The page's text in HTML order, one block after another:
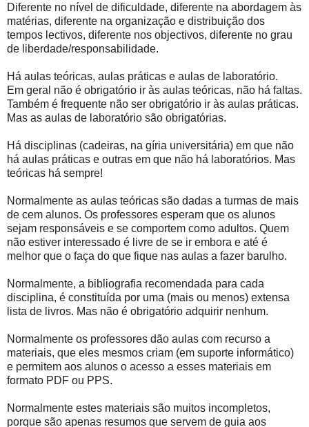
Diferente no nível de dificuldade, diferente na abordagem às
matérias, diferente na organização e distribuição dos
tempos lectivos, diferente nos objectivos, diferente no grau
de liberdade/responsabilidade.
Há aulas teóricas, aulas práticas e aulas de laboratório.
Em geral não é obrigatório ir às aulas teóricas, não há faltas.
Também é frequente não ser obrigatório ir às aulas práticas.
Mas as aulas de laboratório são obrigatórias.
Há disciplinas (cadeiras, na gíria universitária) em que não
há aulas práticas e outras em que não há laboratórios. Mas
teóricas há sempre!
Normalmente as aulas teóricas são dadas a turmas de mais
de cem alunos. Os professores esperam que os alunos
sejam responsáveis e se comportem como adultos. Quem
não estiver interessado é livre de se ir embora e até é
melhor que o faça do que fique nas aulas a fazer barulho.
Normalmente, a bibliografia recomendada para cada
disciplina, é constituída por uma (mais ou menos) extensa
lista de livros. Mas não é obrigatório adquirir nenhum.
Normalmente os professores dão aulas com recurso a
materiais, que eles mesmos criam (em suporte informático)
e permitem aos alunos o acesso a esses materiais em
formato PDF ou PPS.
Normalmente estes materiais são muitos incompletos,
porque são apenas resumos que servem de guia aos